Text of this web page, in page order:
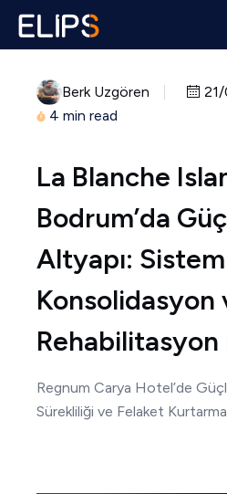
Berk Uzgören
4 min read
La Blanche
Bodrum’da
Altyapı: Sistem
Konsolidasyon
Rehabilitasyon
Regnum Carya Hotel’de
Sürekliliği ve Felaket